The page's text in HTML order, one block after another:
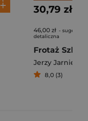
30,79 zł
46,00 zł -
detaliczna
Jerzy
8,0 (3)